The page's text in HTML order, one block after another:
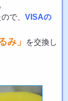
で、VISAの
み」
を交換し